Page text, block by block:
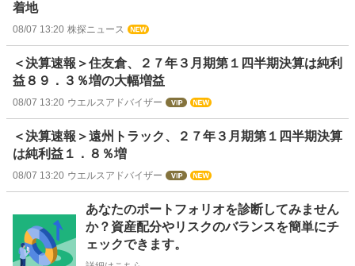
着地
08/07 13:20 株探ニュース
＜決算速報＞住友倉、２７年３月期第１四半期決算は純利
益８９．３％増の大幅増益
08/07 13:20 ウエルスアドバイザー
＜決算速報＞遠州トラック、２７年３月期第１四半期決算
は純利益１．８％増
08/07 13:20 ウエルスアドバイザー
あなたのポートフォリオを診断してみません
か？資産配分やリスクのバランスを簡単にチ
ェックできます。